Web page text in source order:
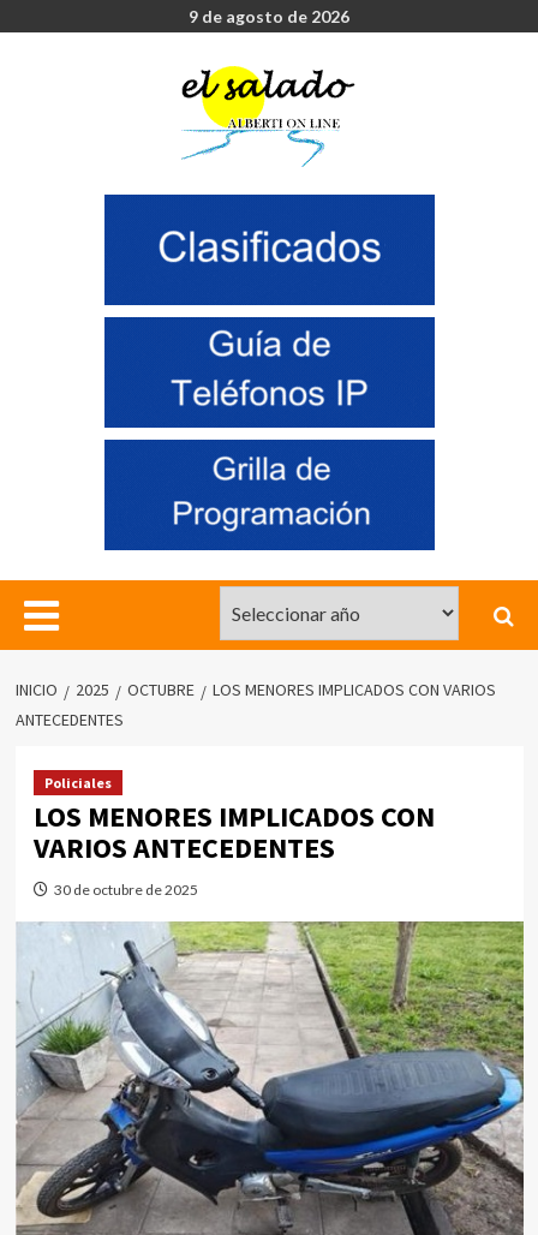
9 de agosto de 2026
INICIO 2025 OCTUBRE
LOS MENORES IMPLICADOS CON VARIOS
ANTECEDENTES
Policiales
LOS MENORES IMPLICADOS CON
VARIOS ANTECEDENTES
30 de octubre de 2025